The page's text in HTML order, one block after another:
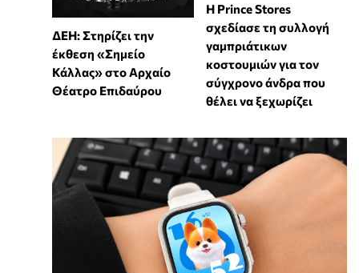
ΔΕΗ: Στηρίζει την
έκθεση «Σημείο
Κάλλας» στο Αρχαίο
Θέατρο Επιδαύρου
Η Prince Stores
σχεδίασε τη συλλογή
γαμπριάτικων
κοστουμιών για τον
σύγχρονο άνδρα που
θέλει να ξεχωρίζει